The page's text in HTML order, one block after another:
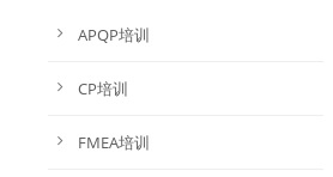
APQP培训
CP培训
FMEA培训